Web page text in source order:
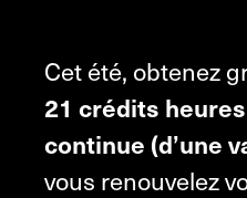
Cet été, obtenez
21 crédits
continue (d’une
vous renouvelez